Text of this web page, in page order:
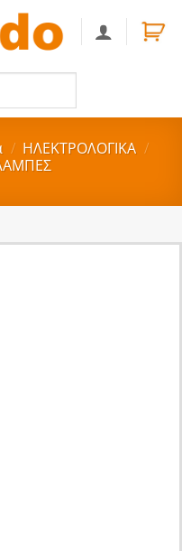
/ ΗΛΕΚΤΡΟΛΟΓΙΚΑ /